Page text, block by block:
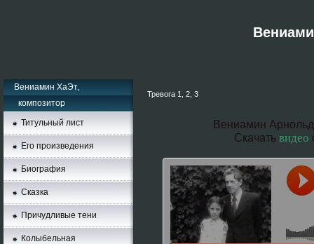
Вениамин ХаЭт,
композитор
Титульный лист
Его произведения
Биография
Сказка
Причудливые тени
Колыбельная
Тревога 1, 2, 3
Вениамин
Скачать видео